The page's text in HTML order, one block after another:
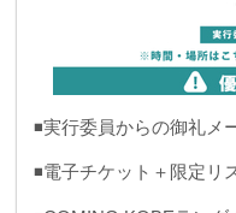
◾️実行委員からの御礼メ
◾️電子チケット＋限定リ